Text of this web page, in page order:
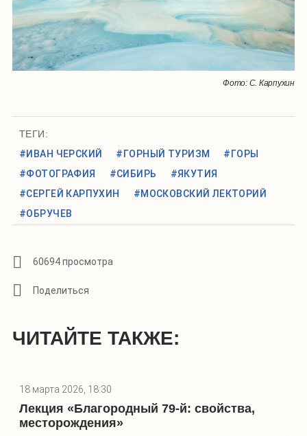
Фото: С. Карпухин
ТЕГИ:
#ИВАН ЧЕРСКИЙ
#ГОРНЫЙ ТУРИЗМ
#ГОРЫ
#ФОТОГРАФИЯ
#СИБИРЬ
#ЯКУТИЯ
#СЕРГЕЙ КАРПУХИН
#МОСКОВСКИЙ ЛЕКТОРИЙ
#ОБРУЧЕВ
60694 просмотра
ЧИТАЙТЕ ТАКЖЕ:
18 марта 2026, 18:30
Лекция «Благородный 79-й: свойства,
месторождения»